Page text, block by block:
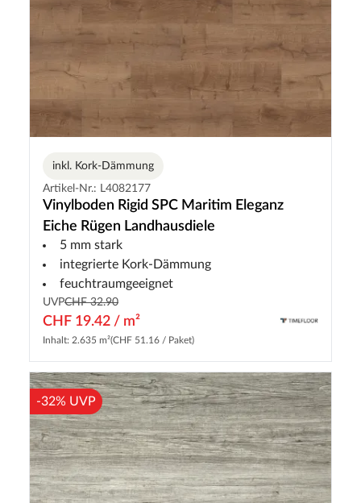
inkl. Kork-Dämmung
Artikel-Nr.: L4082177
Vinylboden Rigid SPC Maritim Eleganz
Eiche Rügen Landhausdiele
5 mm stark
integrierte Kork-Dämmung
feuchtraumgeeignet
UVPCHF 32.90
CHF 19.42 / m²
Inhalt: 2.635 m²(CHF 51.16 / Paket)
-32% UVP